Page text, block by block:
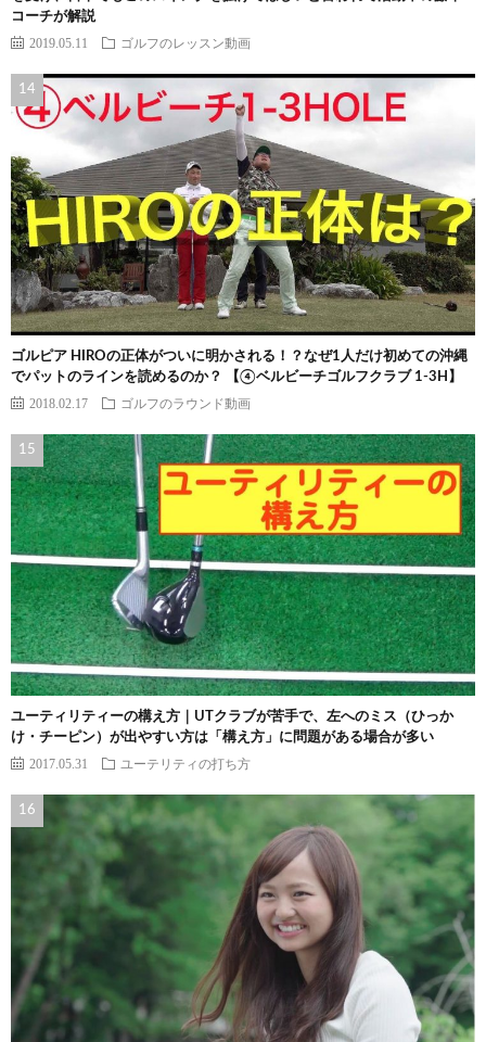
コーチが解説
2019.05.11 ゴルフのレッスン動画
ゴルピア HIROの正体がついに明かされる！？なぜ1人だけ初めての沖縄
でパットのラインを読めるのか？ 【④ベルビーチゴルフクラブ 1-3H】
2018.02.17 ゴルフのラウンド動画
ユーティリティーの構え方｜UTクラブが苦手で、左へのミス（ひっか
け・チーピン）が出やすい方は「構え方」に問題がある場合が多い
2017.05.31 ユーテリティの打ち方